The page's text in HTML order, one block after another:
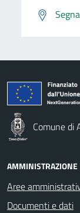
Comune di
AMMINISTRAZIONE
Aree
Documenti e dati